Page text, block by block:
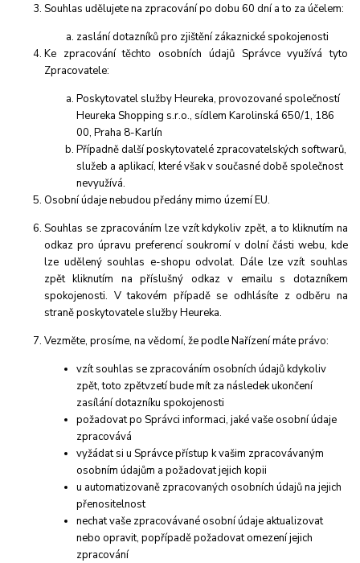
Souhlas udělujete na zpracování po dobu 60 dní a to za účelem:
zaslání dotazníků pro zjištění zákaznické spokojenosti
Ke zpracování těchto osobních údajů Správce využívá tyto
Zpracovatele:
Poskytovatel služby Heureka, provozované společností
Heureka Shopping s.r.o., sídlem Karolinská 650/1, 186
00, Praha 8-Karlín
Případně další poskytovatelé zpracovatelských softwarů,
služeb a aplikací, které však v současné době společnost
nevyužívá.
Osobní údaje nebudou předány mimo území EU.
Souhlas se zpracováním lze vzít kdykoliv zpět, a to kliknutím na
odkaz pro úpravu preferencí soukromí v dolní části webu, kde
lze udělený souhlas e-shopu odvolat. Dále lze vzít souhlas
zpět kliknutím na příslušný odkaz v emailu s dotazníkem
spokojenosti. V takovém případě se odhlásíte z odběru na
straně poskytovatele služby Heureka.
Vezměte, prosíme, na vědomí, že podle Nařízení máte právo:
vzít souhlas se zpracováním osobních údajů kdykoliv
zpět, toto zpětvzetí bude mít za následek ukončení
zasílání dotazníku spokojenosti
požadovat po Správci informaci, jaké vaše osobní údaje
zpracovává
vyžádat si u Správce přístup k vašim zpracovávaným
osobním údajům a požadovat jejich kopii
u automatizovaně zpracovaných osobních údajů na jejich
přenositelnost
nechat vaše zpracovávané osobní údaje aktualizovat
nebo opravit, popřípadě požadovat omezení jejich
zpracování